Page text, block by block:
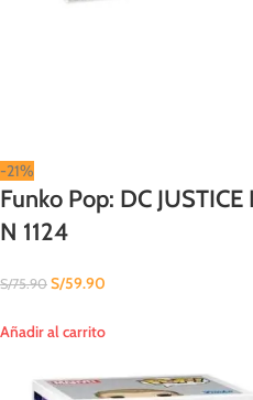
-21%
Funko Pop: DC
N 1124
S/75.90 S/59.90
Añadir al carrito